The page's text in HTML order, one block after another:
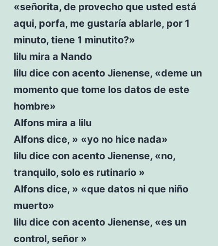
«señorita, de provecho que usted está
aqui, porfa, me gustaría ablarle, por 1
minuto, tiene 1 minutito?»
lilu mira a Nando
lilu dice con acento Jienense, «deme un
momento que tome los datos de este
hombre»
Alfons mira a lilu
Alfons dice, » «yo no hice nada»
lilu dice con acento Jienense, «no,
tranquilo, solo es rutinario »
Alfons dice, » «que datos ni que niño
muerto»
lilu dice con acento Jienense, «es un
control, señor »